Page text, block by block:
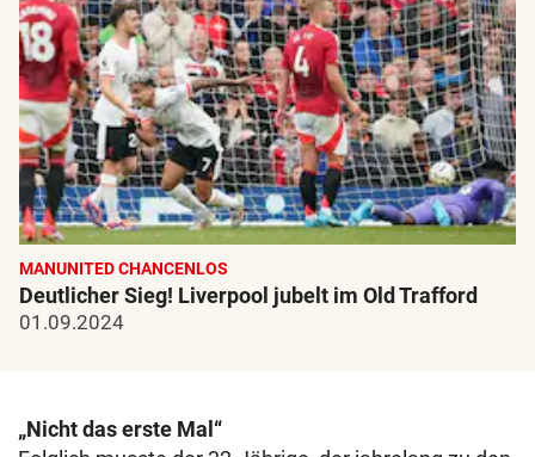
MANUNITED CHANCENLOS
Deutlicher Sieg! Liverpool jubelt im Old Trafford
01.09.2024
„Nicht das erste Mal“